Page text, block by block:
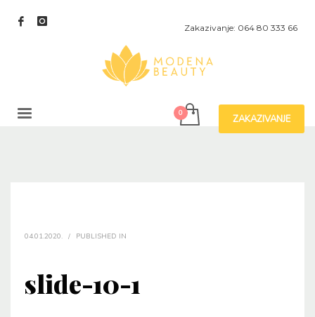
Zakazivanje: 064 80 333 66
ZAKAZIVANJE
04.01.2020. / PUBLISHED IN
slide-10-1